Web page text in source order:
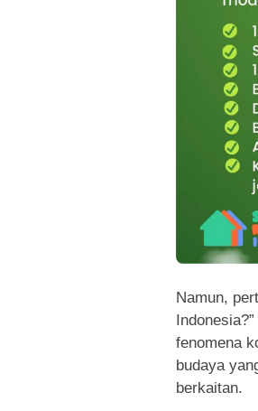
Namun,
fenomena
budaya
berkaitan.